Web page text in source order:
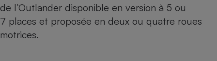
de l’Outlander disponible en version à 5 ou
7 places et proposée en deux ou quatre roues
motrices.
Ventilateur